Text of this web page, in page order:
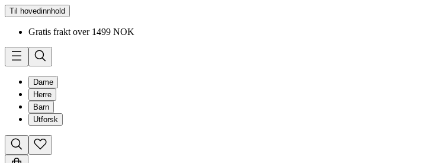
Til hovedinnhold
Gratis frakt over 1499 NOK
Dame
Herre
Barn
Utforsk